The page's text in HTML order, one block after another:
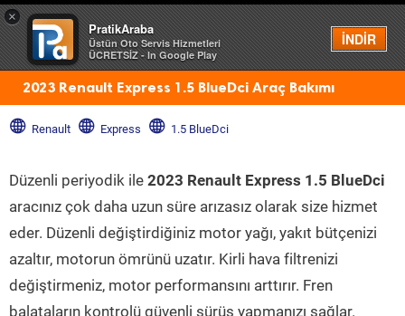
×
PratikAraba
Üstün Oto Servis Hizmetleri
ÜCRETSİZ - In Google Play
İNDİR
Menü
2023 Renault Express 1.5 BlueDci Araç Bakımı
Renault Express 1.5 BlueDci
Düzenli periyodik ile 2023 Renault Express 1.5 BlueDci
aracınız çok daha uzun süre arızasız olarak size hizmet
eder. Düzenli değiştirdiğiniz motor yağı, yakıt bütçenizi
azaltır, motorun ömrünü uzatır. Kirli hava filtrenizi
değiştirmeniz, motor performansını arttırır. Fren
balataların kontrolü güvenli sürüş yapmanızı sağlar.